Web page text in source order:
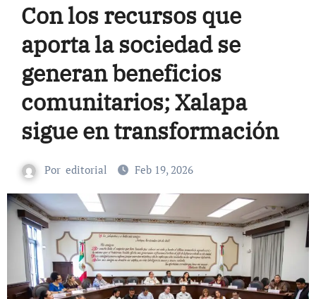
Con los recursos que
aporta la sociedad se
generan beneficios
comunitarios; Xalapa
sigue en transformación
Por editorial Feb 19, 2026